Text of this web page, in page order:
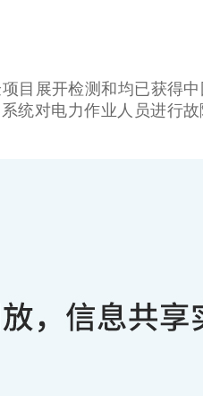
目展开检测和均已获得
统对电力作业人员进行